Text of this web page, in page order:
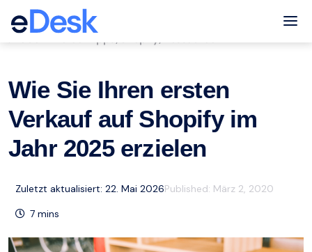
eCommerce Support Central
Wie Sie Ihren ersten
Verkauf auf Shopify im
Jahr 2025 erzielen
Zuletzt aktualisiert: 22. Mai 2026Published: März 2, 2020
7 mins